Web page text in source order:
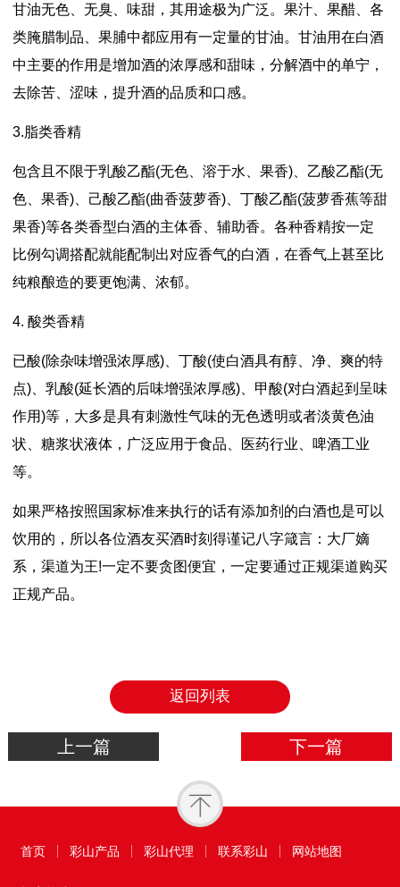
甘油无色、无臭、味甜，其用途极为广泛。果汁、果醋、各
类腌腊制品、果脯中都应用有一定量的甘油。甘油用在白酒
中主要的作用是增加酒的浓厚感和甜味，分解酒中的单宁，
去除苦、涩味，提升酒的品质和口感。
3.脂类香精
包含且不限于乳酸乙酯(无色、溶于水、果香)、乙酸乙酯(无
色、果香)、己酸乙酯(曲香菠萝香)、丁酸乙酯(菠萝香蕉等甜
果香)等各类香型白酒的主体香、辅助香。各种香精按一定
比例勾调搭配就能配制出对应香气的白酒，在香气上甚至比
纯粮酿造的要更饱满、浓郁。
4. 酸类香精
已酸(除杂味增强浓厚感)、丁酸(使白酒具有醇、净、爽的特
点)、乳酸(延长酒的后味增强浓厚感)、甲酸(对白酒起到呈味
作用)等，大多是具有刺激性气味的无色透明或者淡黄色油
状、糖浆状液体，广泛应用于食品、医药行业、啤酒工业
等。
如果严格按照国家标准来执行的话有添加剂的白酒也是可以
饮用的，所以各位酒友买酒时刻得谨记八字箴言：大厂嫡
系，渠道为王!一定不要贪图便宜，一定要通过正规渠道购买
正规产品。
返回列表
上一篇 下一篇
首页 彩山产品 彩山代理 联系彩山 网站地图